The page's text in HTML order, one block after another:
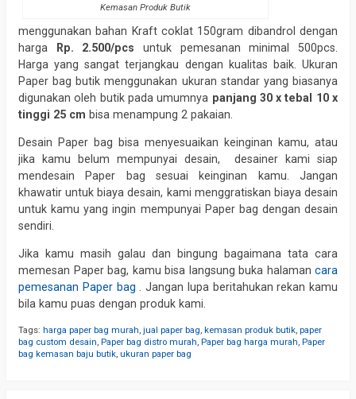
Kemasan Produk Butik
menggunakan bahan Kraft coklat 150gram dibandrol dengan
harga
Rp. 2.500/pcs untuk pemesanan minimal 500pcs.
Harga yang sangat terjangkau dengan kualitas baik. Ukuran
Paper bag butik menggunakan ukuran standar yang biasanya
digunakan oleh butik pada umumnya panjang 30 x tebal 10 x
tinggi 25 cm bisa menampung 2 pakaian.
Desain Paper bag bisa menyesuaikan keinginan kamu, atau
jika kamu belum mempunyai desain, desainer kami siap
mendesain Paper bag sesuai keinginan kamu. Jangan
khawatir untuk biaya desain, kami menggratiskan biaya desain
untuk kamu yang ingin mempunyai Paper bag dengan desain
sendiri.
Jika kamu masih galau dan bingung bagaimana tata cara
memesan Paper bag, kamu bisa langsung buka halaman cara
pemesanan Paper bag . Jangan lupa beritahukan rekan kamu
bila kamu puas dengan produk kami.
Tags: harga paper bag murah jual paper bag kemasan produk butik paper
bag custom desain Paper bag distro murah Paper bag harga murah Paper
bag kemasan baju butik ukuran paper bag